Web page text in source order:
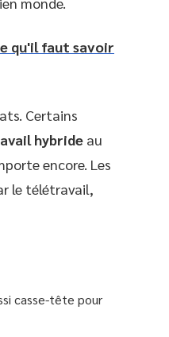
qu'il faut savoir
Certains
hybride au
encore. Les
le télétravail,
casse-tête pour